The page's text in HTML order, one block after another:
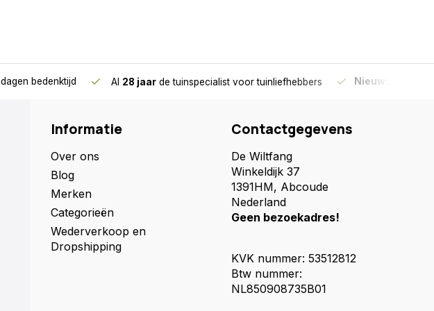
dagen bedenktijd Al 28 jaar de tuinspecialist voor tuinliefhebbers Nieuw:
Informatie
Over ons
Blog
Merken
Categorieën
Wederverkoop en
Dropshipping
Contactgegevens
De Wiltfang
Winkeldijk 37
1391HM, Abcoude
Nederland
Geen bezoekadres!
KVK nummer: 53512812
Btw nummer:
NL850908735B01